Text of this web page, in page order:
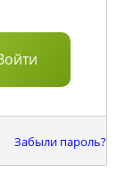
Забыли пароль?